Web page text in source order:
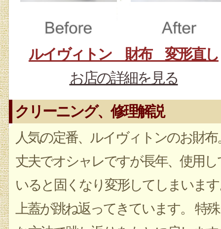
ルイヴィトン 財布 変形直し
お店の詳細を見る
クリーニング、修理解説
人気の定番、ルイヴィトンのお財布
丈夫でオシャレですが長年、使用し
いると固くなり変形してしまいま
上蓋が跳ね返ってきています。 特殊